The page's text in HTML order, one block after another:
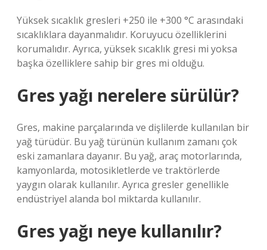
Yüksek sıcaklık gresleri +250 ile +300 °C arasındaki
sıcaklıklara dayanmalıdır. Koruyucu özelliklerini
korumalıdır. Ayrıca, yüksek sıcaklık gresi mi yoksa
başka özelliklere sahip bir gres mi olduğu.
Gres yağı nerelere sürülür?
Gres, makine parçalarında ve dişlilerde kullanılan bir
yağ türüdür. Bu yağ türünün kullanım zamanı çok
eski zamanlara dayanır. Bu yağ, araç motorlarında,
kamyonlarda, motosikletlerde ve traktörlerde
yaygın olarak kullanılır. Ayrıca gresler genellikle
endüstriyel alanda bol miktarda kullanılır.
Gres yağı neye kullanılır?